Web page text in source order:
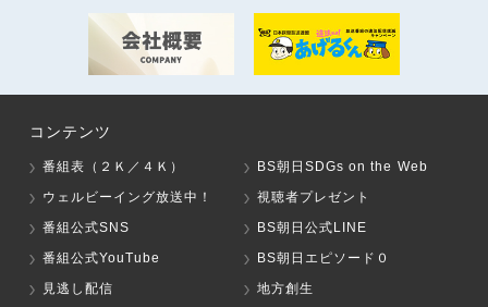
コンテンツ
番組表（２Ｋ／４Ｋ）
BS朝日SDGs on the Web
ウェルビーイング放送中！
視聴者プレゼント
番組公式SNS
BS朝日公式LINE
番組公式YouTube
BS朝日エピソード０
見逃し配信
地方創生